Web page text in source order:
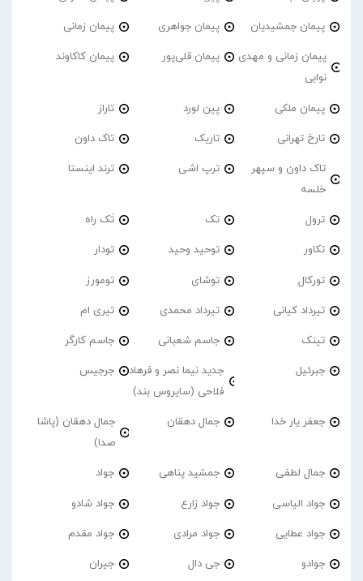
پیمان جمشیدیان پیمان جواهری پیمان زمانی
پیمان زمانی و مهدی
نوابی
پیمان قلی‌پور پیمان کاکاوند
پیمان ملکی پین لورد تاراز
تارخ تهرانی تاریک تاک داون
تاک داون و سپهر
خلسه
ترپ اشی ترند اینستا
ترول تک تَک راه
تکاور توحید وحید تودار
تورکال توشای تومورز
تیرداد کیانی تیرداد محمدی تیری ام
تینک جاسم شعبانی جاسم کارگر
جبرئیل
جدید نیما نصر و فرهاد
فلاحی (سایروس بند)
جرجیس
جعفر یار خدا جمال دهقان
جمال دهقان (پاشا
صدا)
جمال لطفی جمشید پناهی جواد
جواد الیاسی جواد زارع جواد شادو
جواد عطایی جواد مرادی جواد مقدم
جوادو جی دال جیران